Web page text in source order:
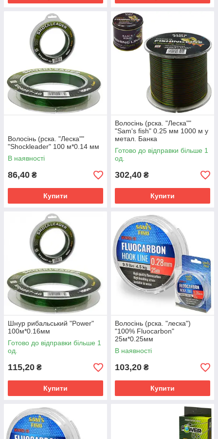
Волосінь (рска. "Леска""
"Shockleader" 100 м*0.14 мм
В наявності
86,40 ₴
Купити
Волосінь (рска. "Леска""
"Sam's fish" 0.25 мм 1000 м у
метал. Банка
Готово до відправки більше 1
од.
302,40 ₴
Купити
Шнур рибальський "Power"
100м*0.16мм
Готово до відправки більше 1
од.
115,20 ₴
Купити
Волосінь (рска. "леска")
"100% Fluocarbon"
25м*0.25мм
В наявності
103,20 ₴
Купити